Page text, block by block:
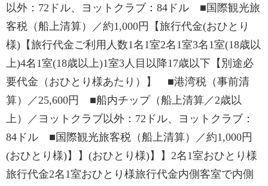
以外：72ドル、ヨットクラブ：84ドル ■国際観光旅
客税（船上清算）／約1,000円【旅行代金(おひとり
様)【旅行代金ご利用人数1名1室2名1室3名1室(18歳以
上)4名1室(18歳以上)1室3人目以降17歳以下【別途必
要代金（おひとり様あたり）】 ■港湾税（事前清
算）／25,600円 ■船内チップ（船上清算／2歳以
上）／ヨットクラブ以外：72ドル、ヨットクラブ：
84ドル ■国際観光旅客税（船上清算）／約1,000円
(おひとり様)】】(おひとり様)】】2名1室おひとり様
旅行代金2名1室おひとり様旅行代金内側客室で内側